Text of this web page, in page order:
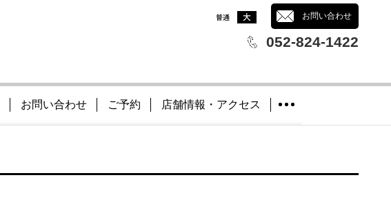
お問い合わせ
052-824-1422
お問い合わせ ご予約 店舗情報・アクセス